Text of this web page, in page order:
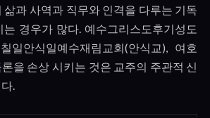
삶과 사역과 직무와 인격을 다루는 기독
는 경우가 많다. 예수그리스도후기성도
일안식일예수재림교회(안식교), 여호
을 손상 시키는 것은 교주의 주관적 신
.